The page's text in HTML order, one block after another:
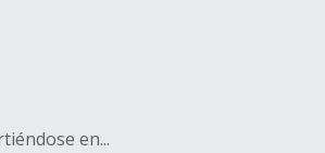
en...